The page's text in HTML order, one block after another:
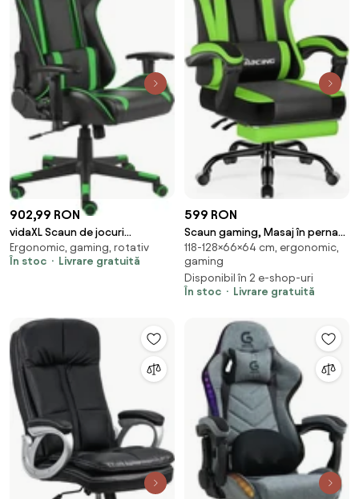
902,99 RON
vidaXL Scaun de jocuri
pivotant, verde, PVC
Ergonomic, gaming, rotativ
În stoc
Livrare gratuită
599 RON
Scaun gaming, Masaj în perna
lombară, Suport picioare,
Rabatabil 90-165°, piele PU,
Negru/Verde
118-128×66×64 cm, ergonomic,
gaming
Disponibil în 2 e-shop-uri
În stoc
Livrare gratuită